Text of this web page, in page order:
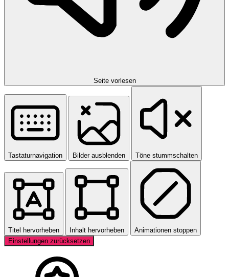
Seite vorlesen
Tastaturnavigation Bilder ausblenden Töne stummschalten
Titel hervorheben Inhalt hervorheben
Animationen stoppen
Einstellungen zurücksetzen